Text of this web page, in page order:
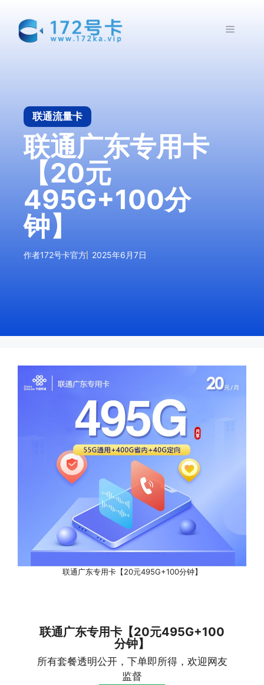
菜
联通流量卡
联通广东专用卡
【20元
495G+100分
钟】
作者172号卡官方 2025年6月7日
联通广东专用卡【20元495G+100分钟】
联通广东专用卡【20元495G+100
分钟】
所有套餐透明公开，下单即所得，欢迎网友
监督